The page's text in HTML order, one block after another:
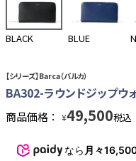
BLACK BLUE
【シリーズ】Barca（バルカ）
BA302-ラウンドジップウォ
商品価格： ¥49,500税込
なら 月々